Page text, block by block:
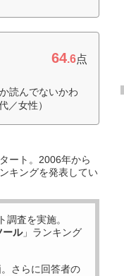
64.6点
読んでないかわ
／女性）
ート。2006年から
キングを発表してい
調査を実施。
ール」ランキング
さらに回答者の